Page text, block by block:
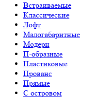
Встраиваемые
Классические
Лофт
Малогабаритные
Модерн
П-образные
Пластиковые
Прованс
Прямые
С островом